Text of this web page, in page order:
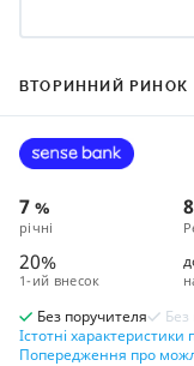
ВТОРИННИЙ РИНОК
7 %
річні
20%
1-ий внесок
Без поручителя Без
Істотні характеристики
Попередження про